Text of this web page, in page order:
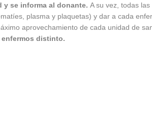
y se informa al donante. A su vez, todas las
plasma y plaquetas) y dar a cada
aprovechamiento de cada unidad de
distinto.